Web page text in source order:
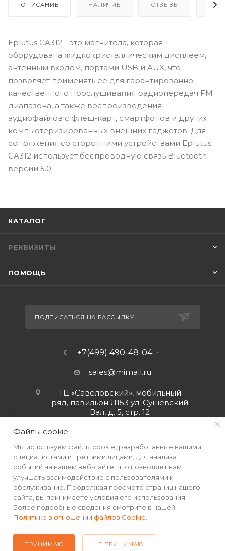
ОПИСАНИЕ НАЛИЧИЕ ОТЗЫВЫ
Eplutus CA312 - это магнитола, которая
оборудована жидкокристаллическим дисплеем,
антенным входом, портами USB и AUX, что
позволяет применять ее для гарантированно
качественного прослушивания радиопередач FM
диапазона, а также воспроизведения
аудиофайлов с флеш-карт, смартфонов и других
компьютеризированных внешних гаджетов. Для
сопряжения со сторонними устройствами Eplutus
CA312 использует беспроводную связь Bluetooth
версии 5.0.
КАТАЛОГ
РЕКВИЗИТЫ
ПОМОЩЬ
ПОДПИСАТЬСЯ НА РАССЫЛКУ
+7(499) 490-48-04
sales@mimall.ru
ТЦ «Савеловский», мобильный
ряд, павильон Л153 ул. Сущевский
Вал, д. 5, стр. 12
2026 © Интернет-магазин MiMall® • Не является публичной
офертой • 2026 г.
Файлы cookie
Мы используем файлы cookie, разработанные нашими
специалистами и третьими лицами, для анализа
событий на нашем веб-сайте, что позволяет нам
улучшать взаимодействие с пользователями и
обслуживание. Продолжая просмотр страниц нашего
сайта, вы принимаете условия его использования.
Более подробные сведения смотрите в нашей
Политике в отношении файлов Cookie
ПРИНИМАЮ НЕ ПРИНИМАЮ